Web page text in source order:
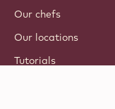
Our chefs
Our locations
Tutorials